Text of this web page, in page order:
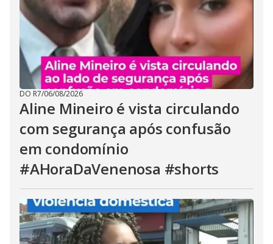
DO R7/06/08/2026
Aline Mineiro é vista circulando
com segurança após confusão
em condomínio
#AHoraDaVenenosa #shorts